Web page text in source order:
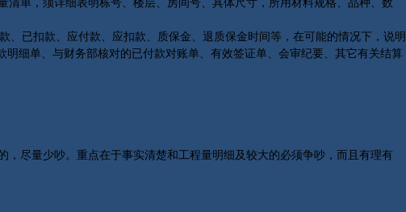
已扣款、应付款、应扣款、质保金、退质保金时间等，在可能的情况下，说明
细单、与财务部核对的已付款对账单、有效签证单、会审纪要、其它有关结算
尽量少吵。重点在于事实清楚和工程量明细及较大的必须争吵，而且有理有